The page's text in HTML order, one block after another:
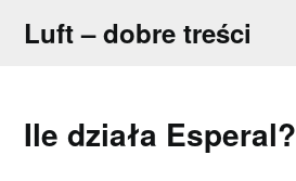
Luft – dobre treści
Ile działa Esperal?